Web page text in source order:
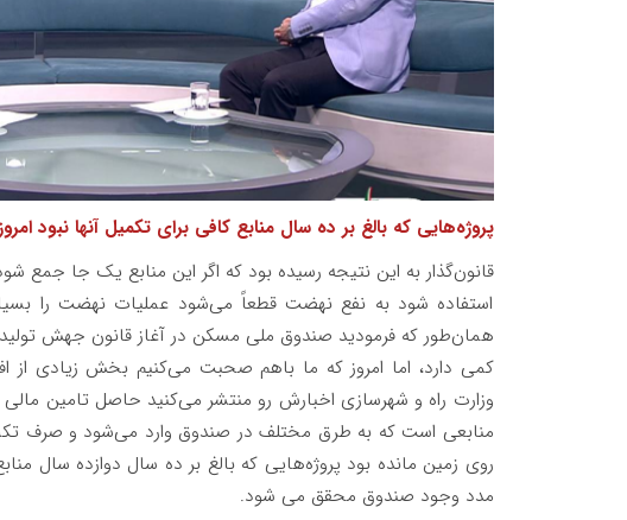
پروژه‌هایی که بالغ بر ده سال منابع کافی برای تکمیل آنها نبود
قانون‌گذار به این نتیجه رسیده بود که اگر این منابع یک جا
استفاده شود به نفع نهضت قطعاً می‌شود عملیات نهضت را بسیار
همان‌طور که فرمودید صندوق ملی مسکن در آغاز قانون جهش
کمی دارد، اما امروز که ما باهم صحبت می‌کنیم بخش زیادی از
وزارت راه و شهرسازی اخبارش رو منتشر می‌کنید حاصل تامین
منابعی است که به طرق مختلف در صندوق وارد می‌شود و صرف
روی زمین مانده بود پروژه‌هایی که بالغ بر ده سال دوازده سال
مدد وجود صندوق محقق می شود.